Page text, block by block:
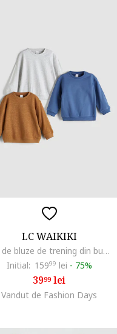
LC WAIKIKI
Set de bluze de trening din bumbac - 3 piese, Alb/Maro deschis/Albastru deschis
Initial: 15999 lei - 75%
3999lei
Vandut de Fashion Days